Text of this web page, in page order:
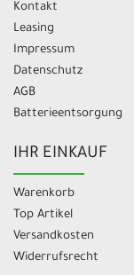
Kontakt
Leasing
Impressum
Datenschutz
AGB
Batterieentsorgung
IHR EINKAUF
Warenkorb
Top Artikel
Versandkosten
Widerrufsrecht